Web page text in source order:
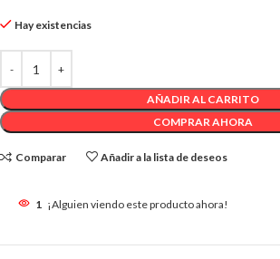
Hay existencias
AÑADIR AL CARRITO
COMPRAR AHORA
Comparar Añadir a la lista de deseos
1 ¡Alguien viendo este producto ahora!